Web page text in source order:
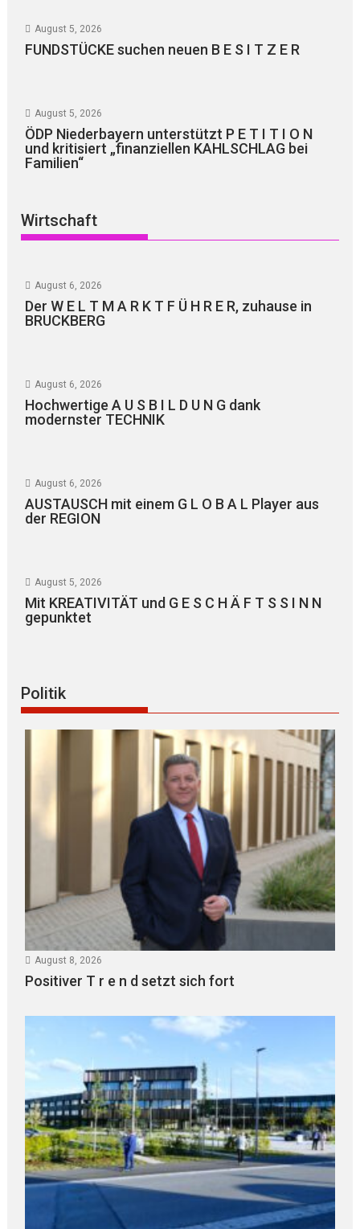
August 5, 2026
FUNDSTÜCKE suchen neuen B E S I T Z E R
August 5, 2026
ÖDP Niederbayern unterstützt P E T I T I O N
und kritisiert „finanziellen KAHLSCHLAG bei
Familien“
Wirtschaft
August 6, 2026
Der W E L T M A R K T F Ü H R E R, zuhause in
BRUCKBERG
August 6, 2026
Hochwertige A U S B I L D U N G dank
modernster TECHNIK
August 6, 2026
AUSTAUSCH mit einem G L O B A L Player aus
der REGION
August 5, 2026
Mit KREATIVITÄT und G E S C H Ä F T S S I N N
gepunktet
Politik
August 8, 2026
Positiver T r e n d setzt sich fort